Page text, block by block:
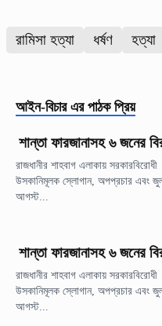
রামিসা হত্যা ধর্ষণ হত্যা
আইন-বিচার এর পাঠক প্রিয়
শান্তা ফারজানাসহ ৬ জনের
রাজধানীর শাহবাগ এলাকায় সরকারবিরোধী
উসকানিমূলক স্লোগান, অপপ্রচার এবং
আগস্ট...
শান্তা ফারজানাসহ ৬ জনের
রাজধানীর শাহবাগ এলাকায় সরকারবিরোধী
উসকানিমূলক স্লোগান, অপপ্রচার এবং
আগস্ট...